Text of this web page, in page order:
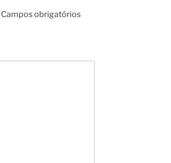
Campos obrigatórios